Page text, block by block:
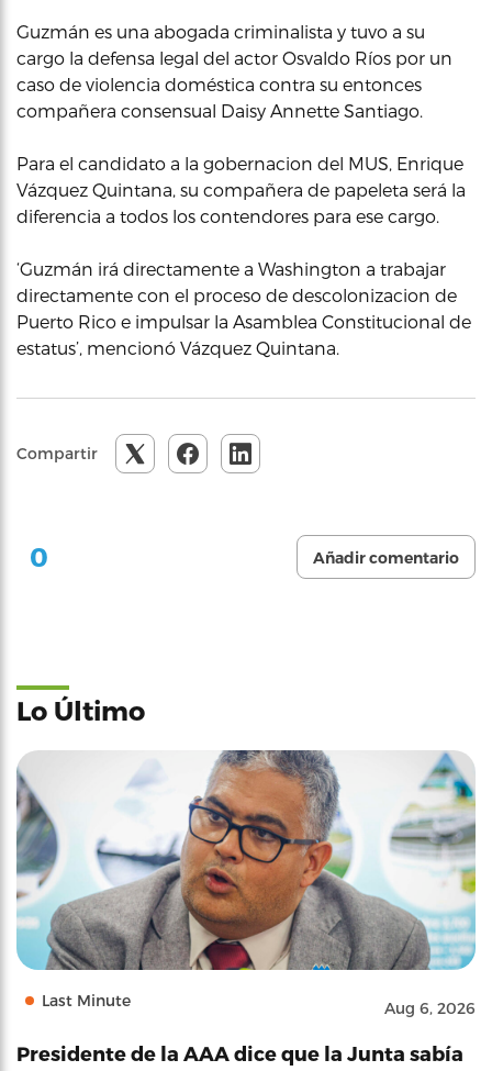
Guzmán es una abogada criminalista y tuvo a su
cargo la defensa legal del actor Osvaldo Ríos por un
caso de violencia doméstica contra su entonces
compañera consensual Daisy Annette Santiago.
Para el candidato a la gobernacion del MUS, Enrique
Vázquez Quintana, su compañera de papeleta será la
diferencia a todos los contendores para ese cargo.
‘Guzmán irá directamente a Washington a trabajar
directamente con el proceso de descolonizacion de
Puerto Rico e impulsar la Asamblea Constitucional de
estatus’, mencionó Vázquez Quintana.
Compartir
0 Añadir comentario
Lo Último
Last Minute Aug 6, 2026
Presidente de la AAA dice que la Junta sabía